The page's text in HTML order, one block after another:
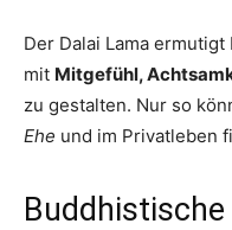
Der Dalai Lama
mit Mitgefühl,
zu gestalten. Nur so
Ehe und im Privatleben